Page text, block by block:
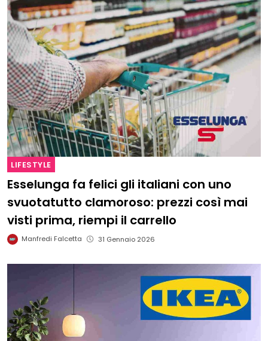
LIFESTYLE
Esselunga fa felici gli italiani con uno
svuotatutto clamoroso: prezzi così mai
visti prima, riempi il carrello
Manfredi Falcetta 31 Gennaio 2026